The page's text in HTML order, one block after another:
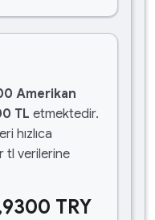
Amerikan
TL etmektedir.
hızlıca
tl verilerine
TRY